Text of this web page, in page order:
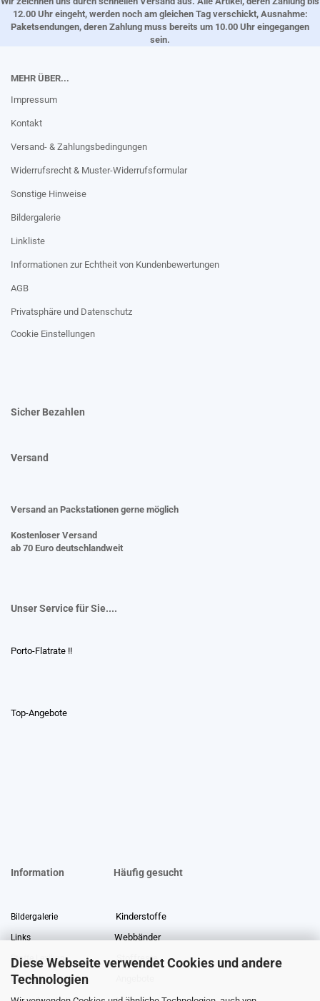
Diese Webseite verwendet Cookies und andere
Technologien
12.00 Uhr eingeht, werden noch am gleichen Tag verschickt, Ausnahme:
Paketsendungen, deren Zahlung muss bereits um 10.00 Uhr eingegangen
sein.
MEHR ÜBER...
Impressum
Kontakt
Versand- & Zahlungsbedingungen
Widerrufsrecht & Muster-Widerrufsformular
Sonstige Hinweise
Bildergalerie
Linkliste
Informationen zur Echtheit von Kundenbewertungen
AGB
Privatsphäre und Datenschutz
Cookie Einstellungen
Sicher Bezahlen
Versand
Versand an Packstationen gerne möglich
Kostenloser Versand
ab 70 Euro deutschlandweit
Unser Service für Sie....
Porto-Flatrate !!
Top-Angebote
Information Häufig gesucht
Bildergalerie Kinderstoffe
Links Webbänder
Stoffe Lexikon Stoffreste
Über uns